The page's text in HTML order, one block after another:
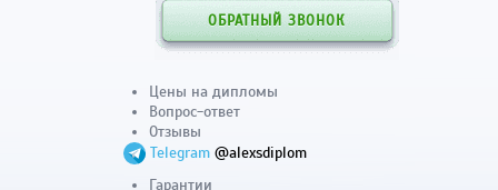
ОБРАТНЫЙ ЗВОНОК
Цены на дипломы
Вопрос-ответ
Отзывы
Telegram @alexsdiplom
Гарантии